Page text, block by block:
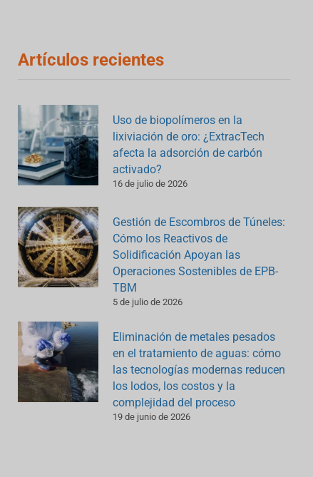
Artículos recientes
Uso de biopolímeros en la
lixiviación de oro: ¿ExtracTech
afecta la adsorción de carbón
activado?
16 de julio de 2026
Gestión de Escombros de Túneles:
Cómo los Reactivos de
Solidificación Apoyan las
Operaciones Sostenibles de EPB-
TBM
5 de julio de 2026
Eliminación de metales pesados
en el tratamiento de aguas: cómo
las tecnologías modernas reducen
los lodos, los costos y la
complejidad del proceso
19 de junio de 2026